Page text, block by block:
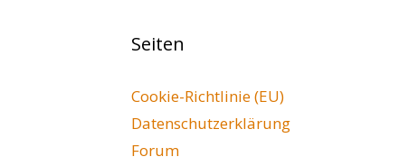
Seiten
Cookie-Richtlinie (EU)
Datenschutzerklärung
Forum